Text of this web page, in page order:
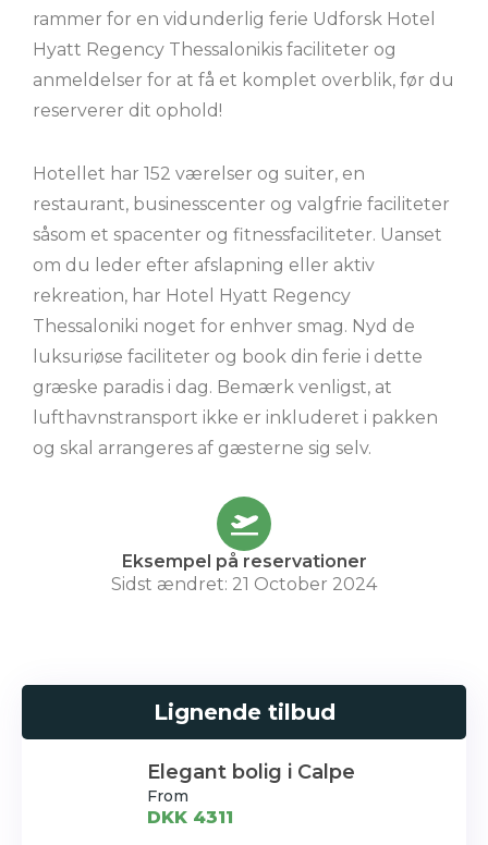
rammer for en vidunderlig ferie Udforsk Hotel
Hyatt Regency Thessalonikis faciliteter og
anmeldelser for at få et komplet overblik, før du
reserverer dit ophold!
Hotellet har 152 værelser og suiter, en
restaurant, businesscenter og valgfrie faciliteter
såsom et spacenter og fitnessfaciliteter. Uanset
om du leder efter afslapning eller aktiv
rekreation, har Hotel Hyatt Regency
Thessaloniki noget for enhver smag. Nyd de
luksuriøse faciliteter og book din ferie i dette
græske paradis i dag. Bemærk venligst, at
lufthavnstransport ikke er inkluderet i pakken
og skal arrangeres af gæsterne sig selv.
Eksempel på reservationer
Sidst ændret: 21 October 2024
Lignende tilbud
Elegant bolig i Calpe
From
DKK 4311